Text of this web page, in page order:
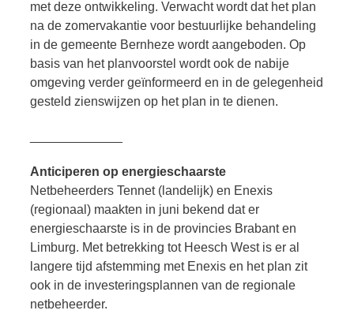
met deze ontwikkeling. Verwacht wordt dat het plan
na de zomervakantie voor bestuurlijke behandeling
in de gemeente Bernheze wordt aangeboden. Op
basis van het planvoorstel wordt ook de nabije
omgeving verder geïnformeerd en in de gelegenheid
gesteld zienswijzen op het plan in te dienen.
Anticiperen op energieschaarste
Netbeheerders Tennet (landelijk) en Enexis
(regionaal) maakten in juni bekend dat er
energieschaarste is in de provincies Brabant en
Limburg. Met betrekking tot Heesch West is er al
langere tijd afstemming met Enexis en het plan zit
ook in de investeringsplannen van de regionale
netbeheerder.